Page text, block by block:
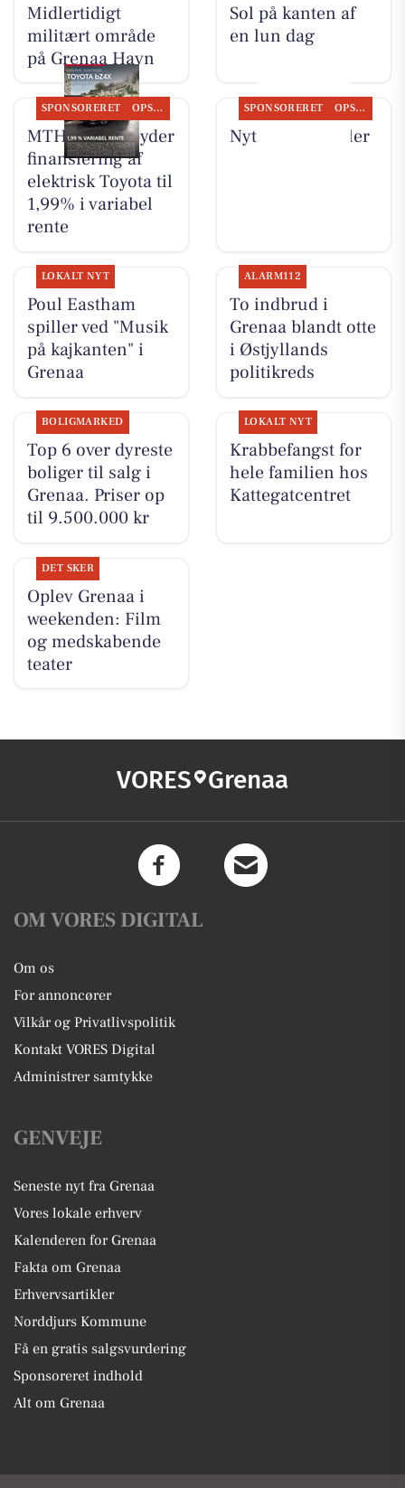
Midlertidigt
militært område
på Grenaa Havn
Sol på kanten af
en lun dag
SPONSORERET OPSLAGSTAVLEN
MTH Biler tilbyder
finansiering af
elektrisk Toyota til
1,99% i variabel
rente
SPONSORERET OPSLAGSTAVLEN
Nyt fra MTH Biler
LOKALT NYT
Poul Eastham
spiller ved "Musik
på kajkanten" i
Grenaa
ALARM112
To indbrud i
Grenaa blandt otte
i Østjyllands
politikreds
BOLIGMARKED
Top 6 over dyreste
boliger til salg i
Grenaa. Priser op
til 9.500.000 kr
LOKALT NYT
Krabbefangst for
hele familien hos
Kattegatcentret
DET SKER
Oplev Grenaa i
weekenden: Film
og medskabende
teater
VORES Grenaa
OM VORES DIGITAL
Om os
For annoncører
Vilkår og Privatlivspolitik
Kontakt VORES Digital
Administrer samtykke
GENVEJE
Seneste nyt fra Grenaa
Vores lokale erhverv
Kalenderen for Grenaa
Fakta om Grenaa
Erhvervsartikler
Norddjurs Kommune
Få en gratis salgsvurdering
Sponsoreret indhold
Alt om Grenaa